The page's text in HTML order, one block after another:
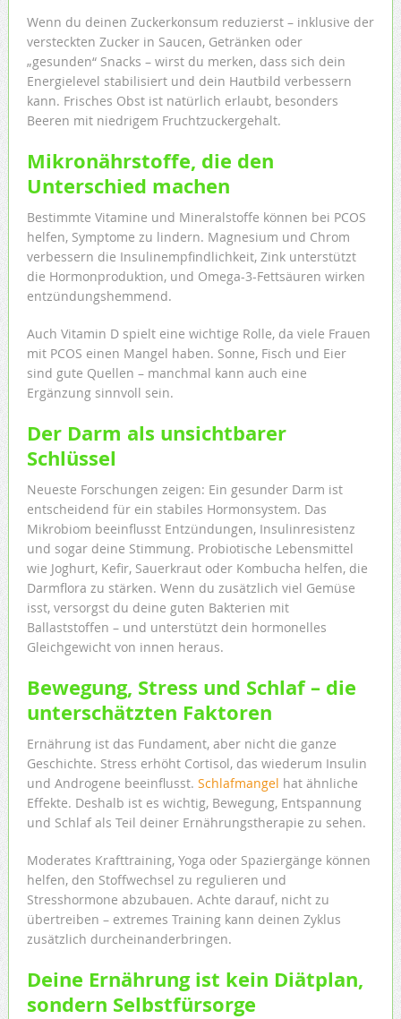
Wenn du deinen Zuckerkonsum reduzierst – inklusive der
versteckten Zucker in Saucen, Getränken oder
„gesunden“ Snacks – wirst du merken, dass sich dein
Energielevel stabilisiert und dein Hautbild verbessern
kann. Frisches Obst ist natürlich erlaubt, besonders
Beeren mit niedrigem Fruchtzuckergehalt.
Mikronährstoffe, die den
Unterschied machen
Bestimmte Vitamine und Mineralstoffe können bei PCOS
helfen, Symptome zu lindern. Magnesium und Chrom
verbessern die Insulinempfindlichkeit, Zink unterstützt
die Hormonproduktion, und Omega-3-Fettsäuren wirken
entzündungshemmend.
Auch Vitamin D spielt eine wichtige Rolle, da viele Frauen
mit PCOS einen Mangel haben. Sonne, Fisch und Eier
sind gute Quellen – manchmal kann auch eine
Ergänzung sinnvoll sein.
Der Darm als unsichtbarer
Schlüssel
Neueste Forschungen zeigen: Ein gesunder Darm ist
entscheidend für ein stabiles Hormonsystem. Das
Mikrobiom beeinflusst Entzündungen, Insulinresistenz
und sogar deine Stimmung. Probiotische Lebensmittel
wie Joghurt, Kefir, Sauerkraut oder Kombucha helfen, die
Darmflora zu stärken. Wenn du zusätzlich viel Gemüse
isst, versorgst du deine guten Bakterien mit
Ballaststoffen – und unterstützt dein hormonelles
Gleichgewicht von innen heraus.
Bewegung, Stress und Schlaf – die
unterschätzten Faktoren
Ernährung ist das Fundament, aber nicht die ganze
Geschichte. Stress erhöht Cortisol, das wiederum Insulin
und Androgene beeinflusst. Schlafmangel hat ähnliche
Effekte. Deshalb ist es wichtig, Bewegung, Entspannung
und Schlaf als Teil deiner Ernährungstherapie zu sehen.
Moderates Krafttraining, Yoga oder Spaziergänge können
helfen, den Stoffwechsel zu regulieren und
Stresshormone abzubauen. Achte darauf, nicht zu
übertreiben – extremes Training kann deinen Zyklus
zusätzlich durcheinanderbringen.
Deine Ernährung ist kein Diätplan,
sondern Selbstfürsorge